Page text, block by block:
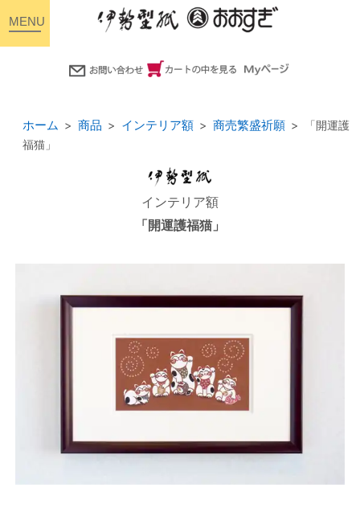
ホーム 商品 インテリア額 商売繁盛祈願
「開運護
福猫」
インテリア額
「開運護福猫」
toggle
navigation